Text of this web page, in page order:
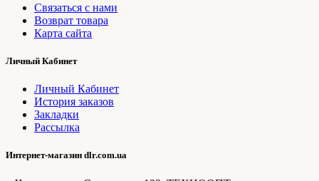
Связаться с нами
Возврат товара
Карта сайта
Личный Кабинет
Личный Кабинет
История заказов
Закладки
Рассылка
Интернет-магазин dlr.com.ua